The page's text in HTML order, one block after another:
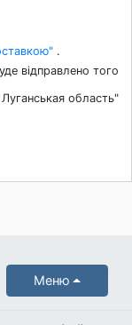
.
відправлено того
область"
Меню